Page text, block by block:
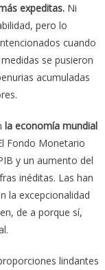
expeditas.Ni
pero lo
cuando
se pusieron
acumuladas
la economía mundial
Fondo Monetario
y un aumento del
inéditas. Las han
la excepcionalidad
de a porque sí,
lindantes